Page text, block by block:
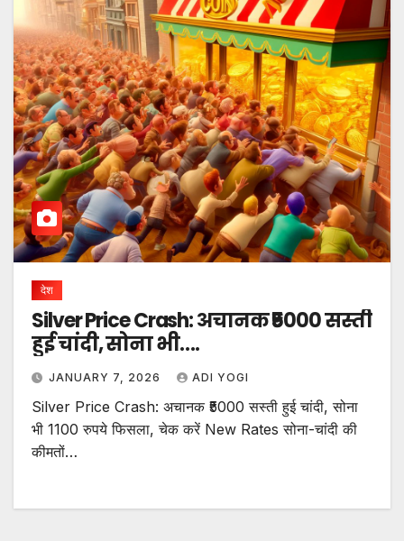
देश
Silver Price Crash: अचानक ₹5000 सस्ती
हुई चांदी, सोना भी….
JANUARY 7, 2026 ADI YOGI
Silver Price Crash: अचानक ₹5000 सस्ती हुई चांदी, सोना
भी 1100 रुपये फिसला, चेक करें New Rates सोना-चांदी की
कीमतों…